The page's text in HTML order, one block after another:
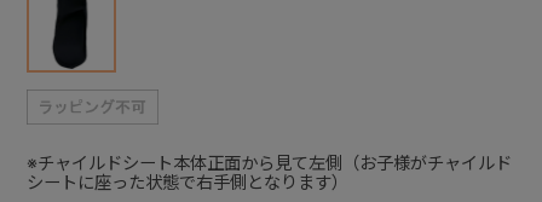
※チャイルドシート本体正面から見て左側（お子様がチャイルド
シートに座った状態で右手側となります）